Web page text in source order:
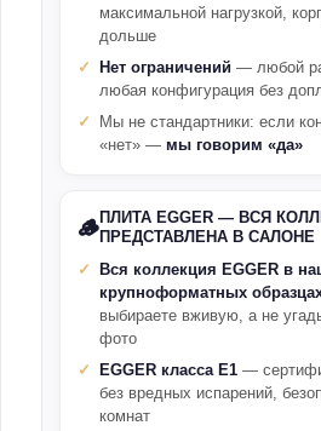
максимальной нагрузкой,
дольше
Нет ограничений — любой
любая конфигурация без
Мы не стандартники: если
«нет» — мы говорим «да»
🪵ПЛИТА EGGER — ВСЯ
ПРЕДСТАВЛЕНА В САЛОНЕ
Вся коллекция EGGER в
крупноформатных
выбираете вживую, а не
фото
EGGER класса E1 —
без вредных испарений,
комнат